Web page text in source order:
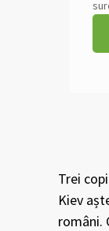
Trei
Kiev
români.